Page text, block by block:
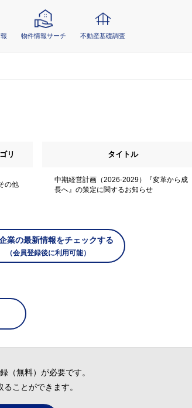
物件情報サーチ 不動産基礎調査
リ タイトル
の他
中期経営計画（2026-2029）『変革から成
長へ』の策定に関するお知らせ
業の最新情報をチェックする
（会員登録後に利用可能）
（無料）が必要です。
ことができます。